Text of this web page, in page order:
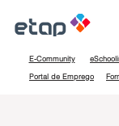
E-Community
Portal de Emprego